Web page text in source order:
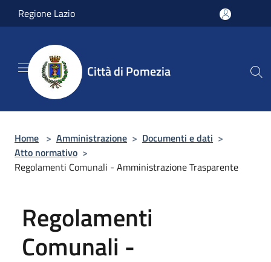
Salta al contenuto principale
Regione Lazio
Città di Pomezia
Home > Amministrazione > Documenti e dati >
Atto normativo >
Regolamenti Comunali - Amministrazione Trasparente
Regolamenti
Comunali -